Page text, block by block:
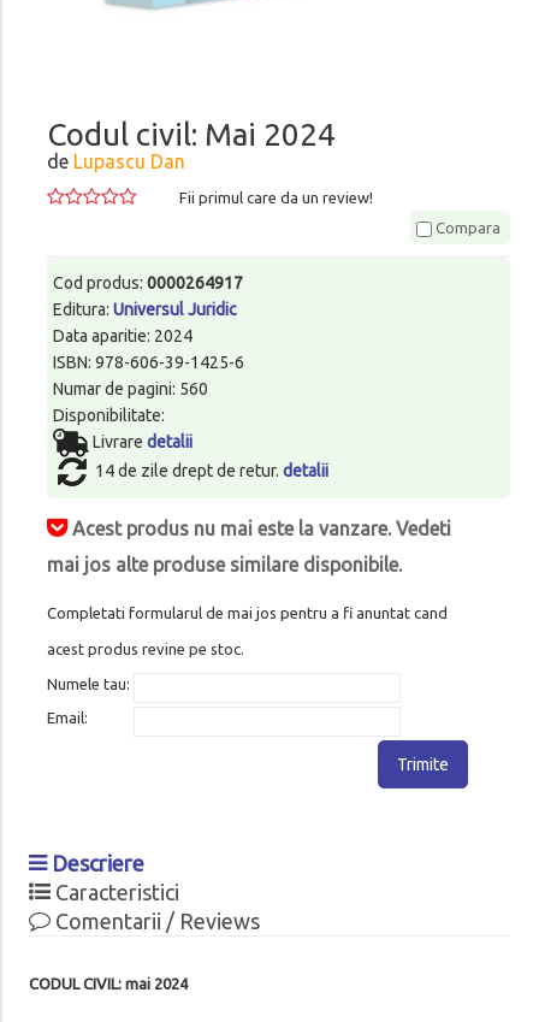
Codul civil: Mai 2024
de Lupascu Dan
Fii primul care da un review!
Compara
Cod produs: 0000264917
Editura: Universul Juridic
Data aparitie: 2024
ISBN: 978-606-39-1425-6
Numar de pagini: 560
Disponibilitate:
Livrare detalii
14 de zile drept de retur. detalii
Acest produs nu mai este la vanzare. Vedeti
mai jos alte produse similare disponibile.
Completati formularul de mai jos pentru a fi anuntat cand
acest produs revine pe stoc.
Numele tau:
Email:
Trimite
Descriere
Caracteristici
Comentarii / Reviews
CODUL CIVIL: mai 2024